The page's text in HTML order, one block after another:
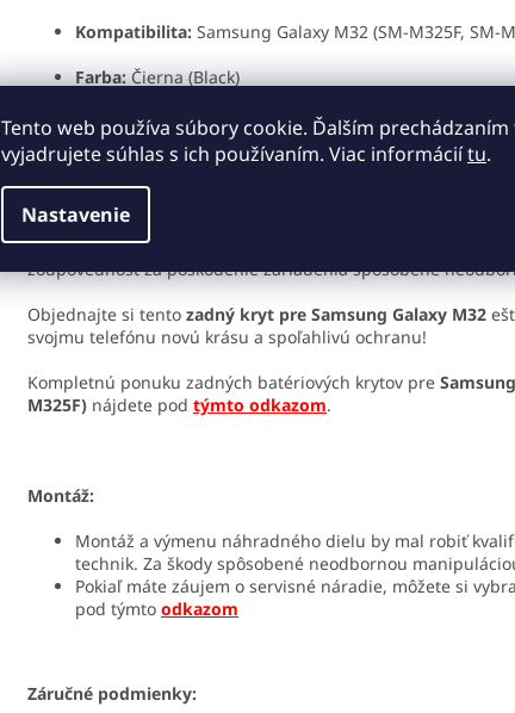
Tento web používa súbory cookie. Ďalším
vyjadrujete súhlas s ich používaním. Viac informáciítu.
Nastavenie
Kompatibilita: Samsung Galaxy M32 (SM-M325F, SM-
Farba:Čierna (Black)
Materiál:Kvalitný plast/sklo (zhodný s originálom)
Stav:Nový, nepoužitý náhradný diel
Upozornenie:
Odporúčame výmenu zveriť odbornému
maximálnou opatrnosťou a použitím vhodného náradia.
zodpovednosť za poškodenie zariadenia spôsobené
Objednajte si tento zadný kryt pre Samsung Galaxy M32
svojmu telefónu novú krásu a spoľahlivú ochranu!
Kompletnú ponuku zadných batériových krytov pre
M325F) nájdete pod týmto odkazom.
Montáž:
Montáž a výmenu náhradného dielu by mal robiť
technik. Za škody spôsobené neodbornou
Pokiaľ máte záujem o servisné náradie, môžete si
pod týmto odkazom
Záručné podmienky: